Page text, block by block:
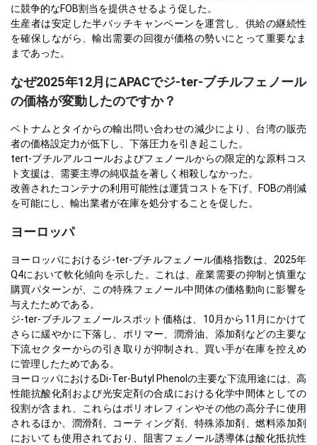
に競争的なFOB割当を提供させるよう促した。
生産者は安定した半バッチキャンペーンを運営し、供給の継続性
を確保しながら、輸出需要の回復が価格の勢いにとって重要なま
まであった。
なぜ2025年12月にAPACでジ-ter-ブチルフェノール
の価格が変動したのですか？
ベトナムとタイからの輸出問い合わせの減少により、台湾の販売
者の価格設定力が低下し、下落圧力を引き起こした。
tert-ブチルアルコールおよびフェノールからの限定的な原料コス
ト支援は、需要主導の純収益を著しく相殺しなかった。
改善されたコンテナの利用可能性は運賃コストを下げ、FOBの削減
を可能にし、輸出業者が在庫を処分することを促した。
ヨーロッパ
ヨーロッパにおけるジ-ter-ブチルフェノール価格指数は、2025年
Q4において軟化傾向を示した。これは、産業需要の抑制と慎重な
購買パターンが、この特殊フェノール中間体の価格動向に影響を
与えたためである。
ジ-ter-ブチルフェノールスポット価格は、10月から11月にかけて
さらに緩やかに下落し、ポリマー、潤滑油、添加剤などの主要な
下流セクターからの引き取りが抑制され、買い手が在庫を控えめ
に管理したためである。
ヨーロッパにおけるDi-Ter-Butyl Phenolの主要な下流用途には、高
性能抗酸化剤および光安定剤の合成における化学中間体としての
役割が含まれ、これらはポリオレフィンやその他の高分子に使用
されるほか、潤滑剤、コーティング剤、特殊添加剤、燃料添加剤
においても使用されており、阻害フェノール誘導体は酸化抵抗性